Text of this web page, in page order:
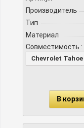
Производитель
Тип
Материал
Совместимость :
Chevrolet Tahoe
В